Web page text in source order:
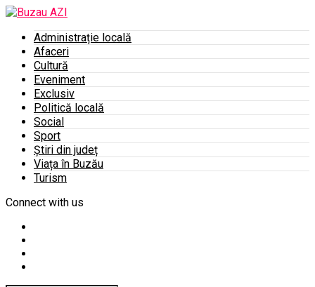
Administrație locală
Afaceri
Cultură
Eveniment
Exclusiv
Politică locală
Social
Sport
Știri din județ
Viața în Buzău
Turism
Connect with us